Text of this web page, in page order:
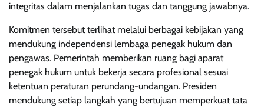
integritas dalam menjalankan tugas dan tanggung jawabnya.
Komitmen tersebut terlihat melalui berbagai kebijakan yang
mendukung independensi lembaga penegak hukum dan
pengawas. Pemerintah memberikan ruang bagi aparat
penegak hukum untuk bekerja secara profesional sesuai
ketentuan peraturan perundang-undangan. Presiden
mendukung setiap langkah yang bertujuan memperkuat tata